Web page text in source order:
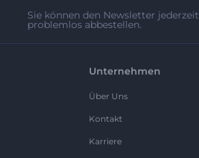
Sie können den Newsletter jederzeit
problemlos abbestellen.
Unternehmen
Über Uns
Kontakt
Karriere